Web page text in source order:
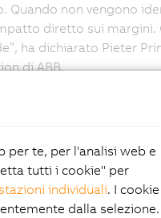
Quando non vengono
diretto sui margini.
ha dichiarato Pieter
di ABB.
e adattivi
funzione di auto
In questo
contribuendo a
A differenza dei
la Color Camera
te, per l'analisi web e
tutti i cookie" per
individuali. I cookie
dalla selezione.